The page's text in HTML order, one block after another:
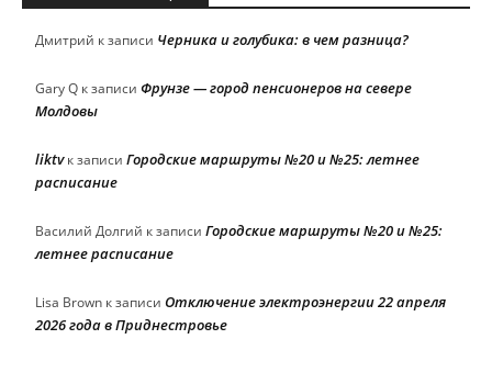
Дмитрий к записи Черника и голубика: в чем разница?
Gary Q к записи Фрунзе — город пенсионеров на севере
Молдовы
liktvк записи Городские маршруты №20 и №25: летнее
расписание
Василий Долгий к записи Городские маршруты №20 и №25:
летнее расписание
Lisa Brown к записи Отключение электроэнергии 22 апреля
2026 года в Приднестровье